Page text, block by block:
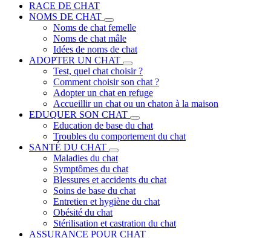
RACE DE CHAT
NOMS DE CHAT
Noms de chat femelle
Noms de chat mâle
Idées de noms de chat
ADOPTER UN CHAT
Test, quel chat choisir ?
Comment choisir son chat ?
Adopter un chat en refuge
Accueillir un chat ou un chaton à la maison
EDUQUER SON CHAT
Education de base du chat
Troubles du comportement du chat
SANTÉ DU CHAT
Maladies du chat
Symptômes du chat
Blessures et accidents du chat
Soins de base du chat
Entretien et hygiène du chat
Obésité du chat
Stérilisation et castration du chat
ASSURANCE POUR CHAT